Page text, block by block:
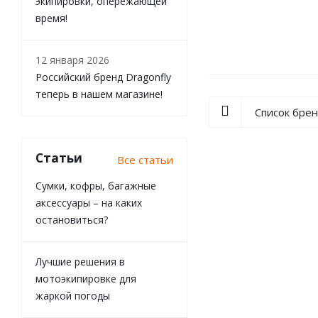
Список
время!
12 января 2026
Российский бренд Dragonfly
теперь в нашем магазине!
Статьи Все статьи
Сумки, кофры, багажные
аксессуары – на каких
остановиться?
Лучшие решения в
мотоэкипировке для
жаркой погоды